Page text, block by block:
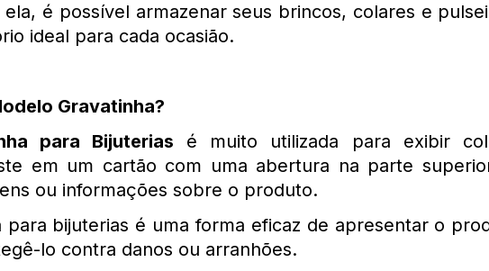
ela, é possível armazenar seus brincos, colares e
ideal para cada ocasião.
Gravatinha?
para Bijuterias é muito utilizada para exibir
em um cartão com uma abertura na parte
ou informações sobre o produto.
para bijuterias é uma forma eficaz de apresentar o
lo contra danos ou arranhões.